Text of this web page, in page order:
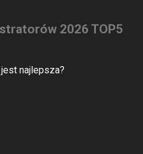
2026 TOP5
najlepsza?